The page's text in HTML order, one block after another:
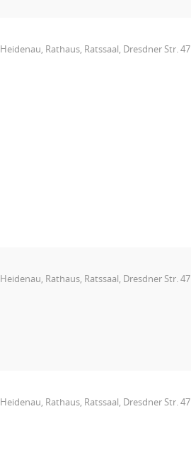
Heidenau, Rathaus, Ratssaal, Dresdner Str. 47
Heidenau, Rathaus, Ratssaal, Dresdner Str. 47
Heidenau, Rathaus, Ratssaal, Dresdner Str. 47